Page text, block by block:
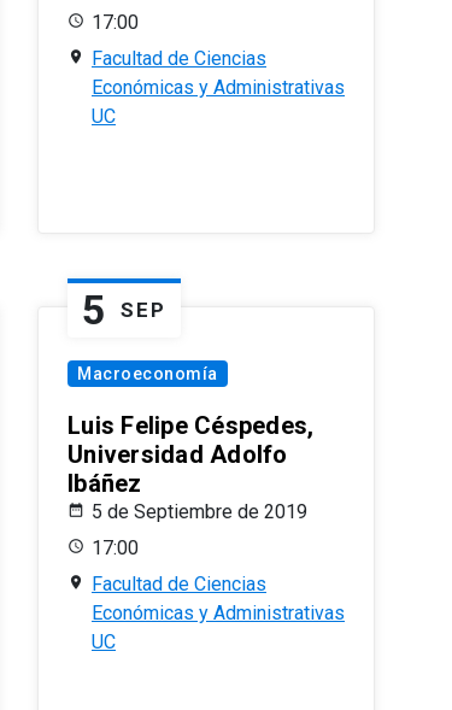
17:00
Facultad de Ciencias
Económicas y Administrativas
UC
5 SEP
Macroeconomía
Luis Felipe Céspedes,
Universidad Adolfo
Ibáñez
5 de Septiembre de 2019
17:00
Facultad de Ciencias
Económicas y Administrativas
UC